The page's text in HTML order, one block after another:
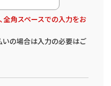
全角スペースでの入力をお
の場合は入力の必要はご